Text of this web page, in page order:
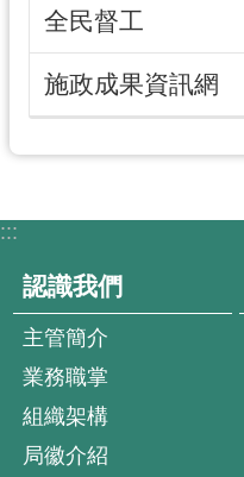
全民督工
施政成果資訊網
:::
認識我們
主管簡介
業務職掌
組織架構
局徽介紹